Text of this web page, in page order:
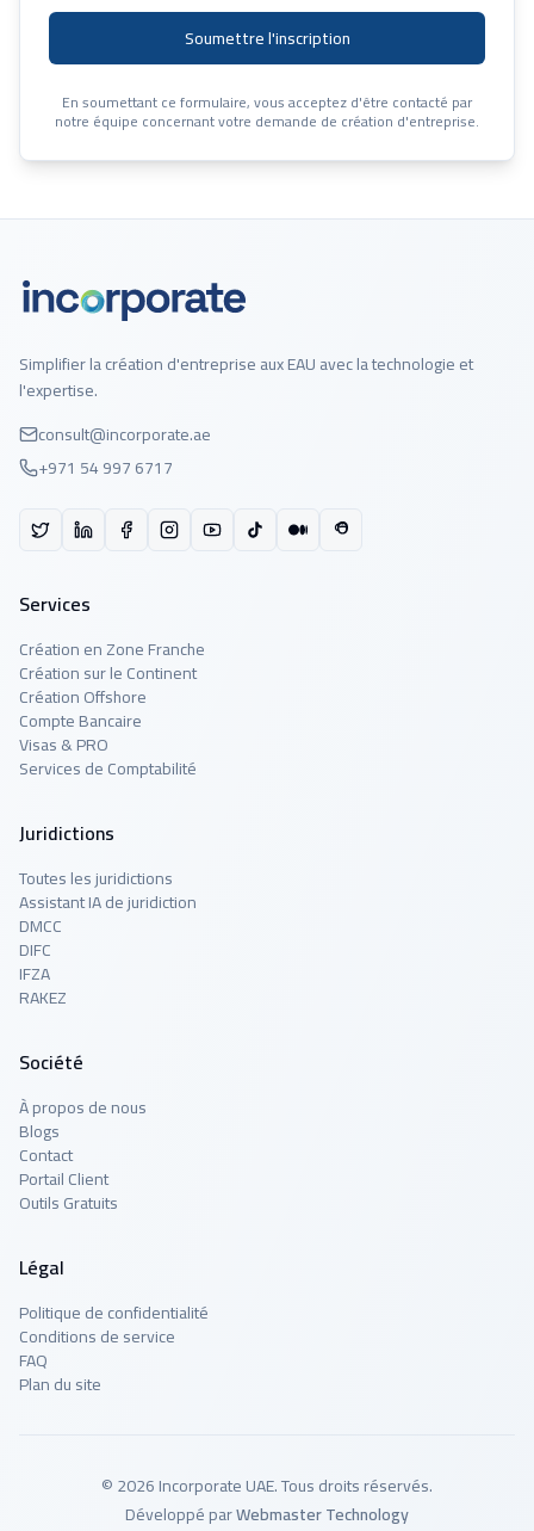
Soumettre l'inscription
En soumettant ce formulaire, vous acceptez d'être contacté par
notre équipe concernant votre demande de création d'entreprise.
Simplifier la création d'entreprise aux EAU avec la technologie et
l'expertise.
consult@incorporate.ae
+971 54 997 6717
Services
Création en Zone Franche
Création sur le Continent
Création Offshore
Compte Bancaire
Visas & PRO
Services de Comptabilité
Juridictions
Toutes les juridictions
Assistant IA de juridiction
DMCC
DIFC
IFZA
RAKEZ
Société
À propos de nous
Blogs
Contact
Portail Client
Outils Gratuits
Légal
Politique de confidentialité
Conditions de service
FAQ
Plan du site
© 2026 Incorporate UAE. Tous droits réservés.
Développé parWebmaster Technology